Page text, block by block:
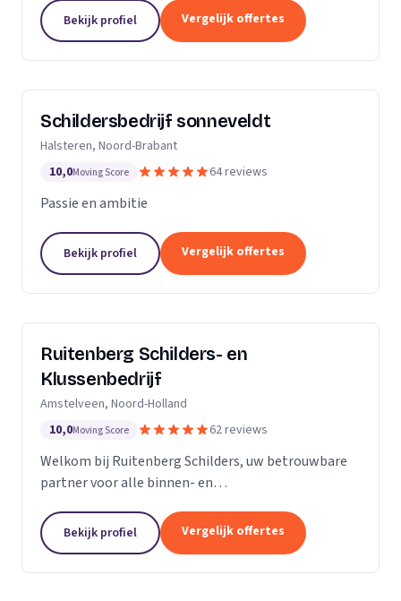
Dan bent u aan het juiste adres.Ik heb al meerdere
jaren ervaring zowel als...
Bekijk profiel Vergelijk offertes
Schildersbedrijf sonneveldt
Halsteren, Noord-Brabant
10,0Moving Score 64 reviews
Passie en ambitie
Bekijk profiel Vergelijk offertes
Ruitenberg Schilders- en
Klussenbedrijf
Amstelveen, Noord-Holland
10,0Moving Score 62 reviews
Welkom bij Ruitenberg Schilders, uw betrouwbare
partner voor alle binnen- en
een gevestigde naam in de provincie Noord-Holland,
met een bijzondere...
Bekijk profiel Vergelijk offertes